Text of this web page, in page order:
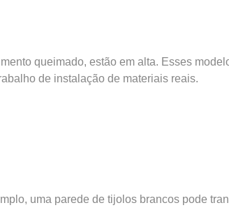
queimado, estão em alta. Esses
de instalação de materiais reais.
uma parede de tijolos brancos pode